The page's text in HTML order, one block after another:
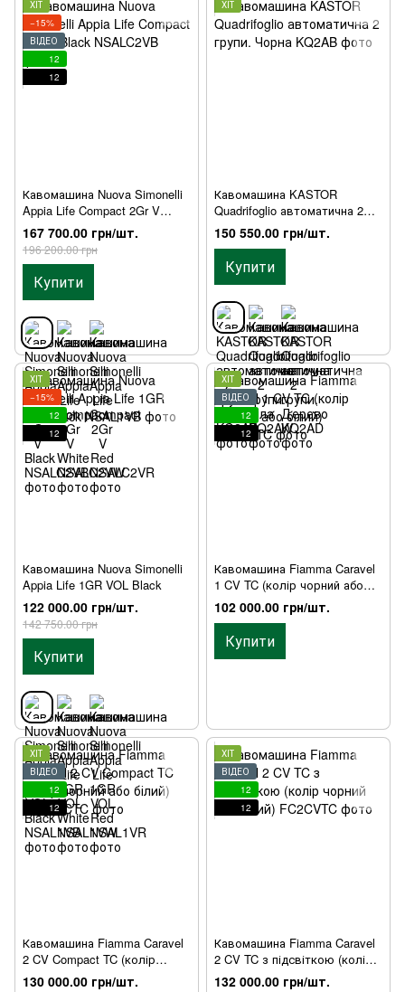
ХІТ
−15%
ВІДЕО
12
12
Кавомашина Nuova Simonelli
Appia Life Compact 2Gr V
Black
167 700.00 грн/шт.
196 200.00 грн
Купити
ХІТ
Кавомашина KASTOR
Quadrifoglio автоматична 2
групи. Чорна
150 550.00 грн/шт.
Купити
ХІТ
−15%
12
12
Кавомашина Nuova Simonelli
Appia Life 1GR VOL Black
122 000.00 грн/шт.
142 750.00 грн
Купити
ХІТ
ВІДЕО
12
12
Кавомашина Fiamma Caravel
1 CV TC (колір чорний або
білий)
102 000.00 грн/шт.
Купити
ХІТ
ВІДЕО
12
12
Кавомашина Fiamma Caravel
2 CV Compact TC (колір
чорний або білий)
130 000.00 грн/шт.
ХІТ
ВІДЕО
12
12
Кавомашина Fiamma Caravel
2 CV TC з підсвіткою (колір
чорний або білий)
132 000.00 грн/шт.